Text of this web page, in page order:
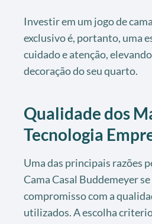
Investir em um jogo de
exclusivo é, portanto, uma
cuidado e atenção,
decoração do seu quarto.
Qualidade dos
Tecnologia
Uma das principais razões
Cama Casal Buddemeyer
compromisso com a
utilizados. A escolha